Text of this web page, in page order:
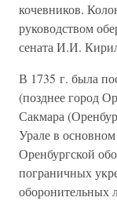
кочевников.
руководством
сената И.И.
В 1735 г. была
(позднее город
Сакмара
Урале в
Оренбургской
пограничных
оборонительных